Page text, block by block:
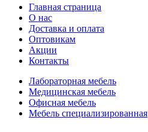
Главная страница
О нас
Доставка и оплата
Оптовикам
Акции
Контакты
Лабораторная мебель
Медицинская мебель
Офисная мебель
Мебель специализированная